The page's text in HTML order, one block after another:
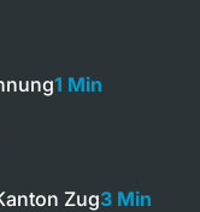
1 Min
Zug3 Min